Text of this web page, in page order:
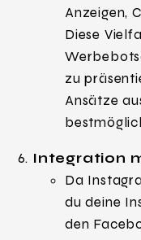
Anzeigen,
Diese
zu
Ansätze
Integration
Da
du deine
den